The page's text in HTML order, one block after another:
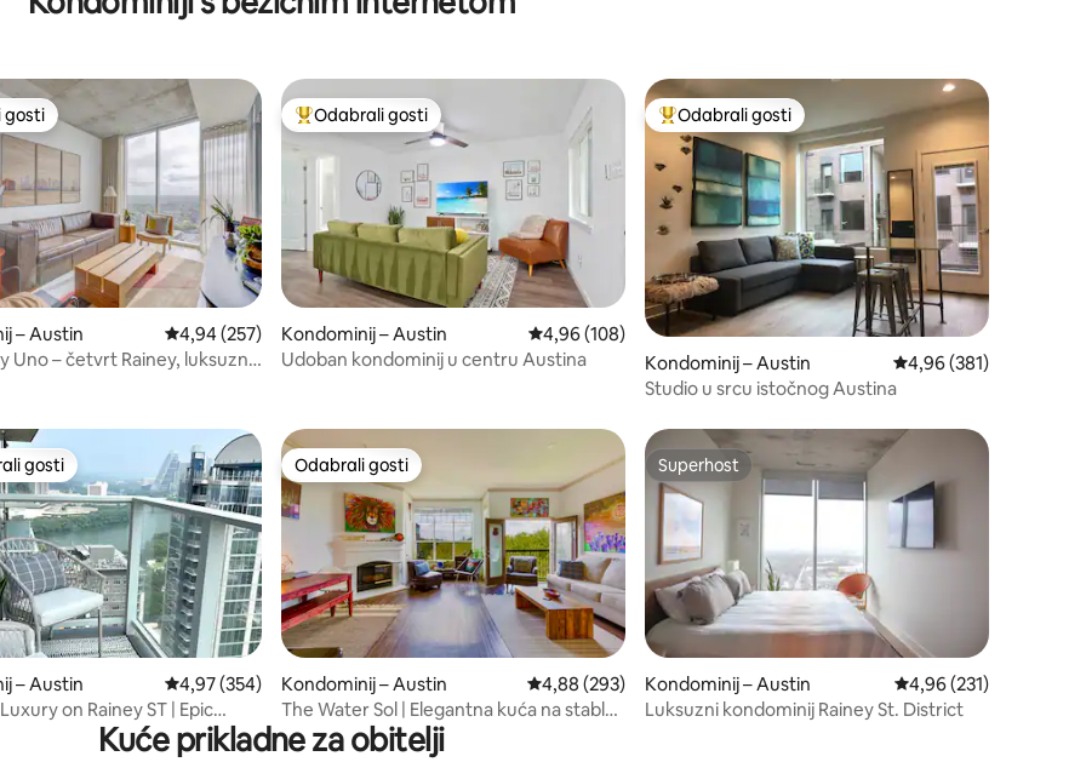
recenzija: 317
gosti
gosti
– Austin Prosječna ocjena: 4,94/5, recenzija: 257
4,94 (257)
Uno – četvrt Rainey, luksuzni
Među najviše rangiranima s oznakom „Odabrali gosti”
Odabrali gosti
Kondominij – Austin Prosječna ocjena: 4,96/5, recenzija: 108
4,96 (108)
Udoban kondominij u centru Austina
Među najviše rangiranima s oznakom „Odabrali gosti”
Odabrali gosti
Kondominij – Austin Prosječna ocjena:
4,96 (381)
Studio u srcu istočnog Austina
recenzija: 153
rangiranima s oznakom „Odabrali gosti”
gosti
– Austin Prosječna ocjena: 4,97/5, recenzija: 354
4,97 (354)
on Rainey ST | Epic
Odabrali gosti
Odabrali gosti
Kondominij – Austin Prosječna ocjena: 4,88/5, recenzija: 293
4,88 (293)
The Water Sol | Elegantna kuća na stablu
u Austinu
Superhost
Superhost
Kondominij – Austin Prosječna ocjena:
4,96 (231)
Luksuzni kondominij Rainey St. District
Kuće prikladne za obitelji